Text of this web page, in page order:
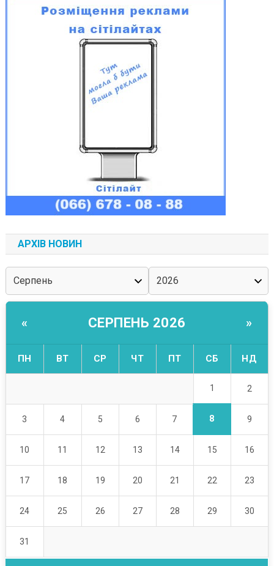
АРХІВ НОВИН
« СЕРПЕНЬ 2026 »
ПН ВТ СР ЧТ ПТ СБ НД
1 2
3 4 5 6 7 8 9
10 11 12 13 14 15 16
17 18 19 20 21 22 23
24 25 26 27 28 29 30
31